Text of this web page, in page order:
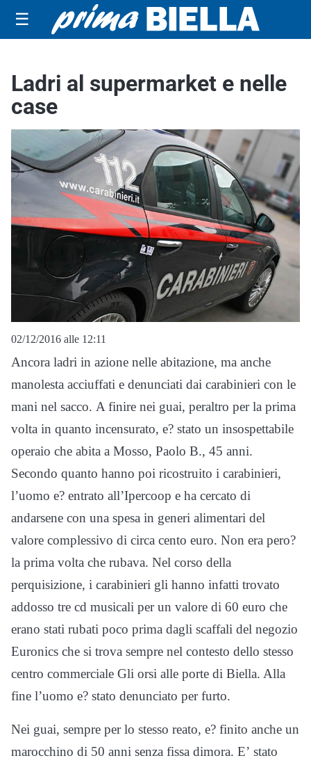
☰
Ladri al supermarket e nelle
case
02/12/2016 alle 12:11
Ancora ladri in azione nelle abitazione, ma anche
manolesta acciuffati e denunciati dai carabinieri con le
mani nel sacco. A finire nei guai, peraltro per la prima
volta in quanto incensurato, e? stato un insospettabile
operaio che abita a Mosso, Paolo B., 45 anni.
Secondo quanto hanno poi ricostruito i carabinieri,
l’uomo e? entrato all’Ipercoop e ha cercato di
andarsene con una spesa in generi alimentari del
valore complessivo di circa cento euro. Non era pero?
la prima volta che rubava. Nel corso della
perquisizione, i carabinieri gli hanno infatti trovato
addosso tre cd musicali per un valore di 60 euro che
erano stati rubati poco prima dagli scaffali del negozio
Euronics che si trova sempre nel contesto dello stesso
centro commerciale Gli orsi alle porte di Biella. Alla
fine l’uomo e? stato denunciato per furto.
Nei guai, sempre per lo stesso reato, e? finito anche un
marocchino di 50 anni senza fissa dimora. E’ stato